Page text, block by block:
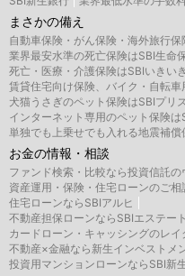
まさかの備え
自動車保険・がん保険・海外旅行保
業界最安水準の死亡保険はSBI生命
死亡・医療・介護保険はSBIいきい
賃貸住宅向け保険、バイク・自転
犬猫うさぎのペット保険はSBIプリ
インターネット専用のペット保険は
単独でも上乗せでも入れる地震補
お金の情報・相談
ファンド検索・比較なら投資信託
資産運用・保険・住宅ローンのご
住宅ローンならSBIアルヒ
不動産担保ローンならSBIエステー
カードローン・キャッシングのレイ
不動産×金融なら新生インベストメ
投資用マンションローンならSBI新